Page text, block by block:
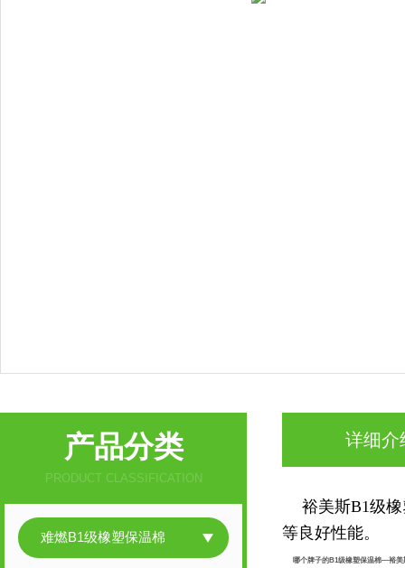
产品分类
PRODUCT CLASSIFICATION
难燃B1级橡塑保温棉
详细介
裕美斯B1级
等良好性能。
哪个牌子的B1级橡塑保温棉—裕美